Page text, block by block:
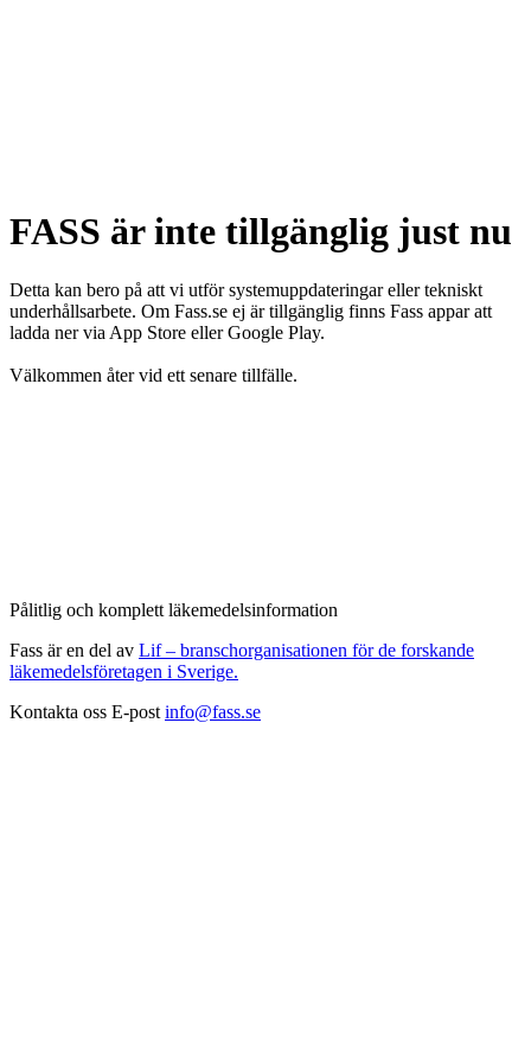
FASS är inte tillgänglig just nu
Detta kan bero på att vi utför systemuppdateringar eller tekniskt
underhållsarbete. Om Fass.se ej är tillgänglig finns Fass appar att
ladda ner via App Store eller Google Play.
Välkommen åter vid ett senare tillfälle.
Pålitlig och komplett läkemedelsinformation
Fass är en del av Lif – branschorganisationen för de forskande
läkemedelsföretagen i Sverige.
Kontakta oss E-post info@fass.se